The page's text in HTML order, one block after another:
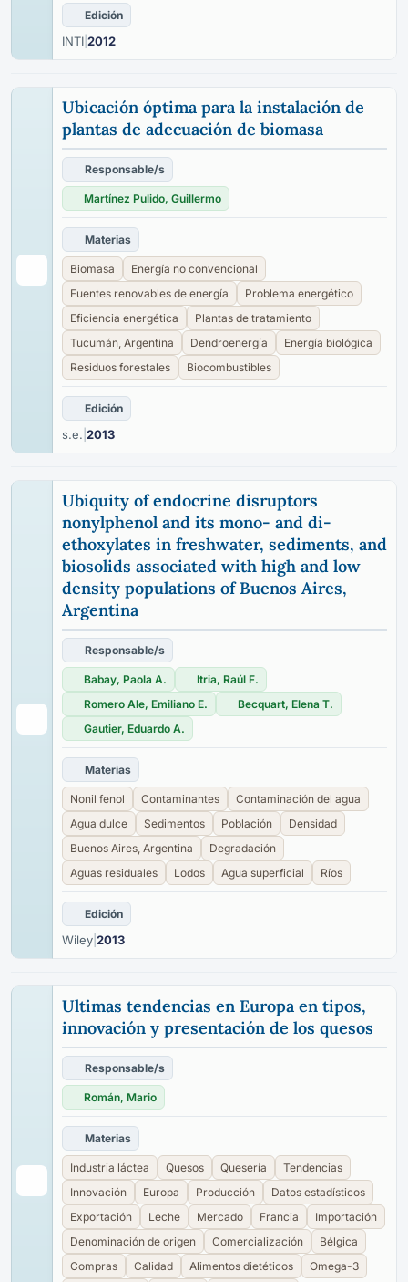
Edición
INTI 2012
Ubicación óptima para la instalación de
plantas de adecuación de biomasa
Responsable/s
Martínez Pulido, Guillermo
Materias
Biomasa
Energía no convencional
Fuentes renovables de energía
Problema energético
Eficiencia energética
Plantas de tratamiento
Tucumán, Argentina
Dendroenergía
Energía biológica
Residuos forestales
Biocombustibles
Edición
s.e. 2013
Ubiquity of endocrine disruptors
nonylphenol and its mono- and di-
ethoxylates in freshwater, sediments, and
biosolids associated with high and low
density populations of Buenos Aires,
Argentina
Responsable/s
Babay, Paola A.
Itria, Raúl F.
Romero Ale, Emiliano E.
Becquart, Elena T.
Gautier, Eduardo A.
Materias
Nonil fenol Contaminantes
Contaminación del agua
Agua dulce
Sedimentos Población
Densidad
Buenos Aires, Argentina
Degradación
Aguas residuales
Lodos Agua superficial Ríos
Edición
Wiley 2013
Ultimas tendencias en Europa en tipos,
innovación y presentación de los quesos
Responsable/s
Román, Mario
Materias
Industria láctea Quesos Quesería
Tendencias
Innovación
Europa Producción
Datos estadísticos
Exportación
Leche Mercado Francia
Importación
Denominación de origen
Comercialización
Bélgica
Compras
Calidad Alimentos dietéticos
Omega-3